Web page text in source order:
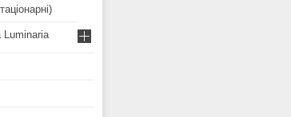
Luminaria